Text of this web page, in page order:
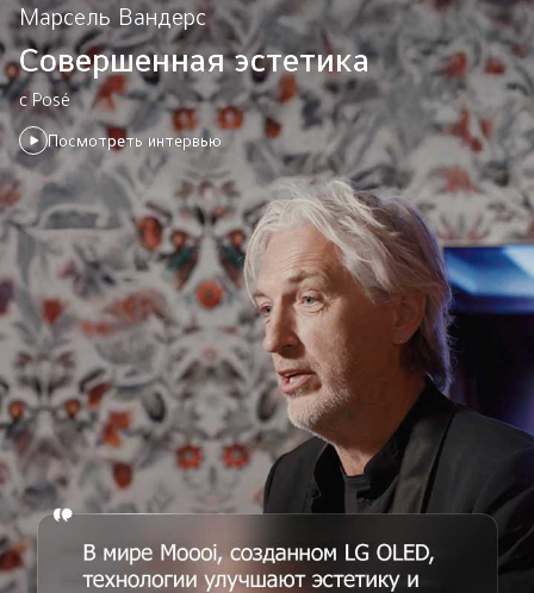
Марсель Вандерс
Совершенная эстетика
с Posé
Посмотреть интервью